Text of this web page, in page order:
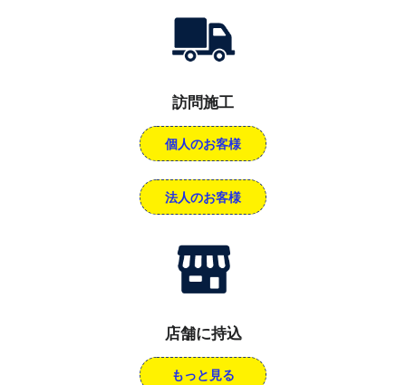
訪問施工
個人のお客様
法人のお客様
店舗に持込
もっと見る